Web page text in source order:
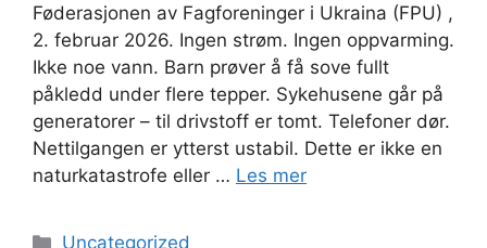
Føderasjonen av Fagforeninger i Ukraina (FPU) ,
2. februar 2026. Ingen strøm. Ingen oppvarming.
Ikke noe vann. Barn prøver å få sove fullt
påkledd under flere tepper. Sykehusene går på
generatorer – til drivstoff er tomt. Telefoner dør.
Nettilgangen er ytterst ustabil. Dette er ikke en
naturkatastrofe eller … Les mer
Kategorier
Uncategorized